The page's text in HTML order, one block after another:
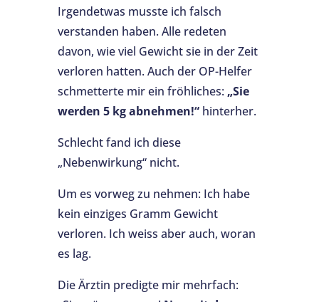
Irgendetwas musste ich falsch
verstanden haben. Alle redeten
davon, wie viel Gewicht sie in der Zeit
verloren hatten. Auch der OP-Helfer
schmetterte mir ein fröhliches: „Sie
werden 5 kg abnehmen!“hinterher.
Schlecht fand ich diese
„Nebenwirkung“ nicht.
Um es vorweg zu nehmen: Ich habe
kein einziges Gramm Gewicht
verloren. Ich weiss aber auch, woran
es lag.
Die Ärztin predigte mir mehrfach: